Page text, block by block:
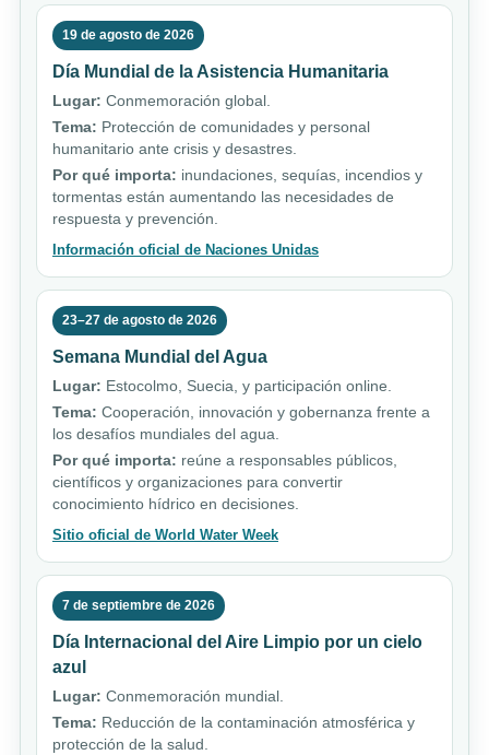
19 de agosto de 2026
Día Mundial de la Asistencia Humanitaria
Lugar: Conmemoración global.
Tema: Protección de comunidades y personal
humanitario ante crisis y desastres.
Por qué importa: inundaciones, sequías, incendios y
tormentas están aumentando las necesidades de
respuesta y prevención.
Información oficial de Naciones Unidas
23–27 de agosto de 2026
Semana Mundial del Agua
Lugar: Estocolmo, Suecia, y participación online.
Tema: Cooperación, innovación y gobernanza frente a
los desafíos mundiales del agua.
Por qué importa: reúne a responsables públicos,
científicos y organizaciones para convertir
conocimiento hídrico en decisiones.
Sitio oficial de World Water Week
7 de septiembre de 2026
Día Internacional del Aire Limpio por un cielo
azul
Lugar: Conmemoración mundial.
Tema: Reducción de la contaminación atmosférica y
protección de la salud.